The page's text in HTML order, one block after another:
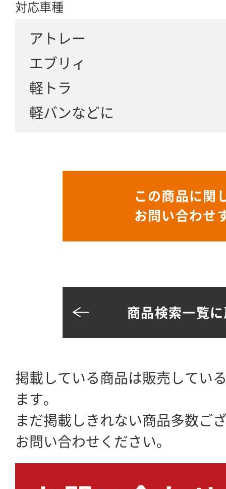
対応車種
アトレー
エブリィ
軽トラ
軽バンなどに
この商品に関
お問い合わせ
商品検索一覧
掲載している商品は販売してい
ます。
まだ掲載しきれない商品多数ご
お問い合わせください。